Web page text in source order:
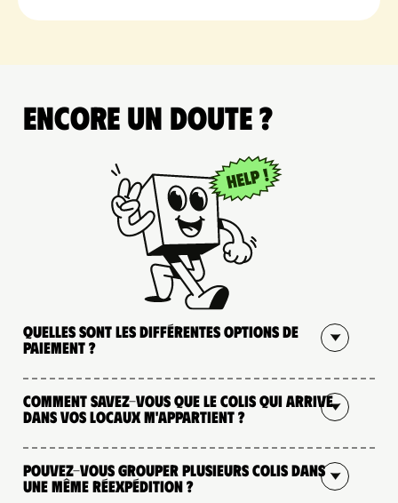
Encore un doute ?
Quelles sont les différentes options de
paiement ?
Comment savez-vous que le colis qui arrive
dans vos locaux m'appartient ?
Pouvez-vous grouper plusieurs colis dans
une même réexpédition ?